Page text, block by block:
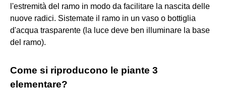
l'estremità del ramo in modo da facilitare la nascita delle
nuove radici. Sistemate il ramo in un vaso o bottiglia
d'acqua trasparente (la luce deve ben illuminare la base
del ramo).
Come si riproducono le piante 3
elementare?